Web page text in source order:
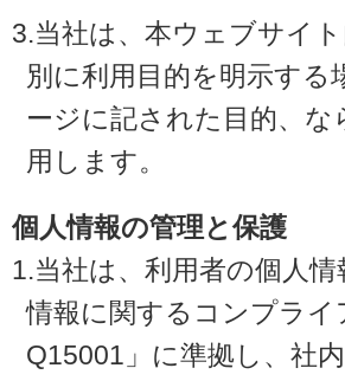
3.当社は、本ウェブサイ
別に利用目的を明示す
ージに記された目的、
用します。
個人情報の管理と保護
1.当社は、利用者の個人
情報に関するコンプラ
Q15001」に準拠し、社